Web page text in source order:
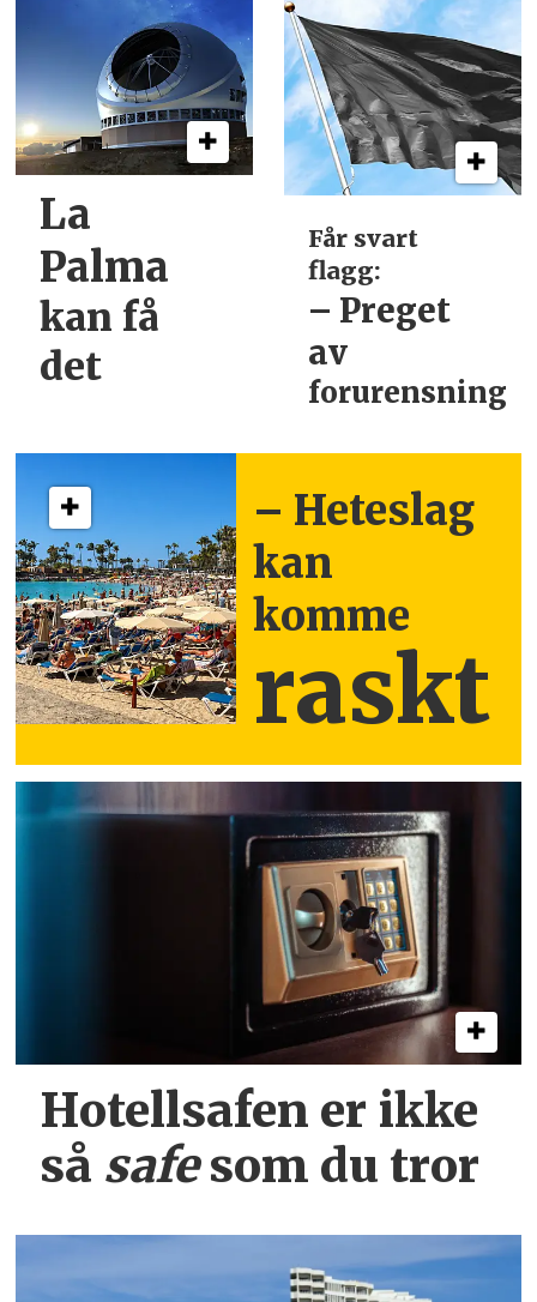
La
Palma
kan få
det
Får svart
flagg:
– Preget
av
forurensning
– Heteslag
kan
komme
raskt
Hotellsafen er ikke
så safesom du tror